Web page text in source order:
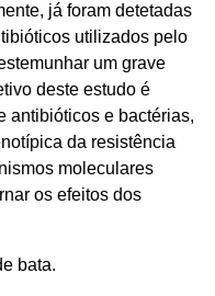
já foram detetadas
utilizados pelo
um grave
deste estudo é
antibióticos e bactérias,
da resistência
moleculares
os efeitos dos
bata.